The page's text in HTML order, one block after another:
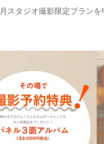
スタジオ撮影限定プランを